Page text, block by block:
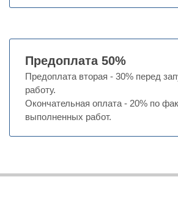
Предоплата 50%
Предоплата вторая - 30% перед
работу.
Окончательная оплата - 20% по
выполненных работ.